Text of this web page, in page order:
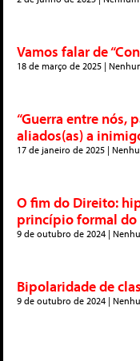
Vamos falar de
18 de março de 2025
“Guerra entre nós,
aliados(as) a
17 de janeiro de 2025
O fim do Direito:
princípio formal do
9 de outubro de 2024
Bipolaridade de
9 de outubro de 2024